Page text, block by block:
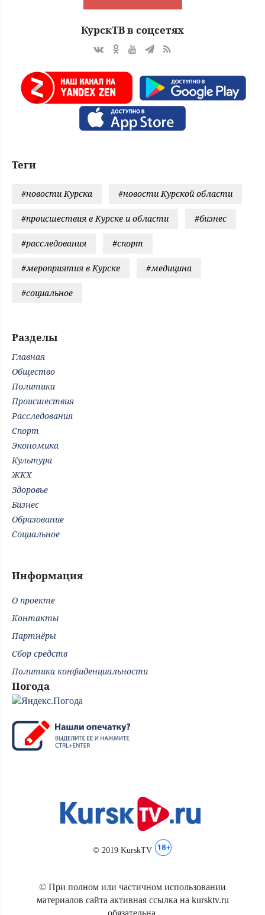
КурскТВ в соцсетях
Теги
#новости Курска #новости Курской области
#происшествия в Курске и области #бизнес
#расследования #спорт
#мероприятия в Курске #медицина
#социальное
Разделы
Главная
Общество
Политика
Происшествия
Расследования
Спорт
Экономика
Культура
ЖКХ
Здоровье
Бизнес
Образование
Социальное
Информация
О проекте
Контакты
Партнёры
Сбор средств
Политика конфиденциальности
Погода
© 2019 KurskTV
© При полном или частичном использовании
материалов сайта активная ссылка на kursktv.ru